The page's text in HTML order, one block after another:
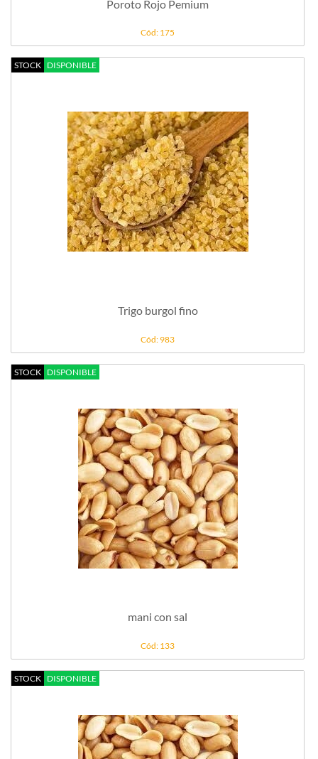
Poroto Rojo Pemium
Cód: 175
STOCK DISPONIBLE
Trigo burgol fino
Cód: 983
STOCK DISPONIBLE
mani con sal
Cód: 133
STOCK DISPONIBLE